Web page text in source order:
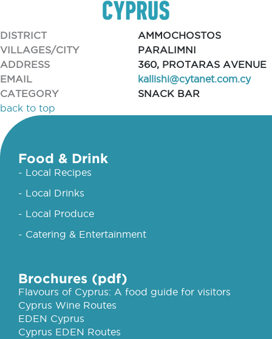
DISTRICT
AMMOCHOSTOS
VILLAGES/CITY
PARALIMNI
ADDRESS
360, PROTARAS AVENUE
EMAIL
kallishi@cytanet.com.cy
CATEGORY
SNACK BAR
back to top
Food & Drink
- Local Recipes
- Local Drinks
- Local Produce
- Catering & Entertainment
Brochures (pdf)
Flavours of Cyprus: A food guide for visitors
Cyprus Wine Routes
EDEN Cyprus
Cyprus EDEN Routes